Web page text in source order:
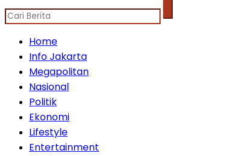
Home
Info Jakarta
Megapolitan
Nasional
Politik
Ekonomi
Lifestyle
Entertainment